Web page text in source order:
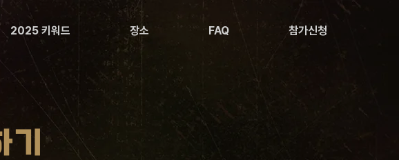
2025 키워드 장소 FAQ 참가신청